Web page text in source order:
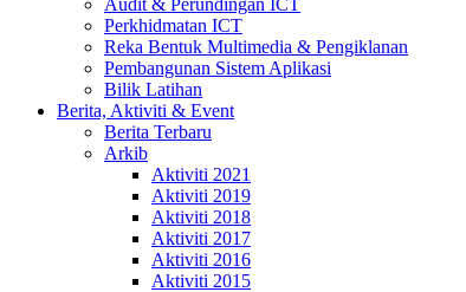
Audit & Perundingan ICT
Perkhidmatan ICT
Reka Bentuk Multimedia & Pengiklanan
Pembangunan Sistem Aplikasi
Bilik Latihan
Berita, Aktiviti & Event
Berita Terbaru
Arkib
Aktiviti 2021
Aktiviti 2019
Aktiviti 2018
Aktiviti 2017
Aktiviti 2016
Aktiviti 2015